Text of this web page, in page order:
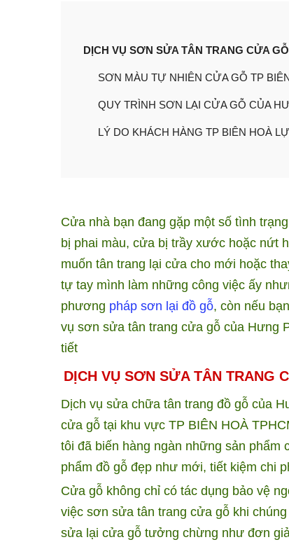
DỊCH VỤ SƠN SỬA TÂN TRANG CỬA
SƠN MÀU TỰ NHIÊN CỬA GỖ TP
QUY TRÌNH SƠN LẠI CỬA GỖ CỦA
LÝ DO KHÁCH HÀNG TP BIÊN HOÀ
Cửa nhà bạn đang gặp một số tình
bị phai màu, cửa bị trầy xước hoặc nứt
muốn tân trang lại cửa cho mới hoặc
tự tay mình làm những công việc ấy
phương pháp sơn lại đồ gỗ, còn nếu
vụ sơn sửa tân trang cửa gỗ của Hưng
tiết
DỊCH VỤ SƠN SỬA TÂN TRANG
Dịch vụ sửa chữa tân trang đồ gỗ của
cửa gỗ tại khu vực TP BIÊN HOÀ
tôi đã biến hàng ngàn những sản
phẩm đồ gỗ đẹp như mới, tiết kiệm chi
Cửa gỗ không chỉ có tác dụng bảo vệ
việc sơn sửa tân trang cửa gỗ khi
sửa lại cửa gỗ tưởng chừng như đơn